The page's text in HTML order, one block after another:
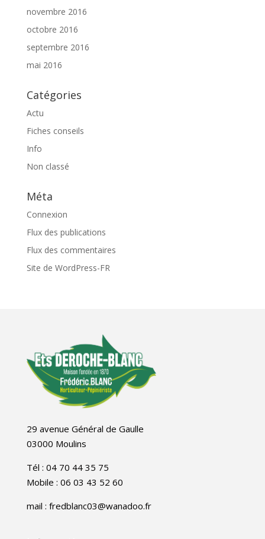
novembre 2016
octobre 2016
septembre 2016
mai 2016
Catégories
Actu
Fiches conseils
Info
Non classé
Méta
Connexion
Flux des publications
Flux des commentaires
Site de WordPress-FR
29 avenue Général de Gaulle
03000 Moulins
Tél : 04 70 44 35 75
Mobile : 06 03 43 52 60
mail : fredblanc03@wanadoo.fr